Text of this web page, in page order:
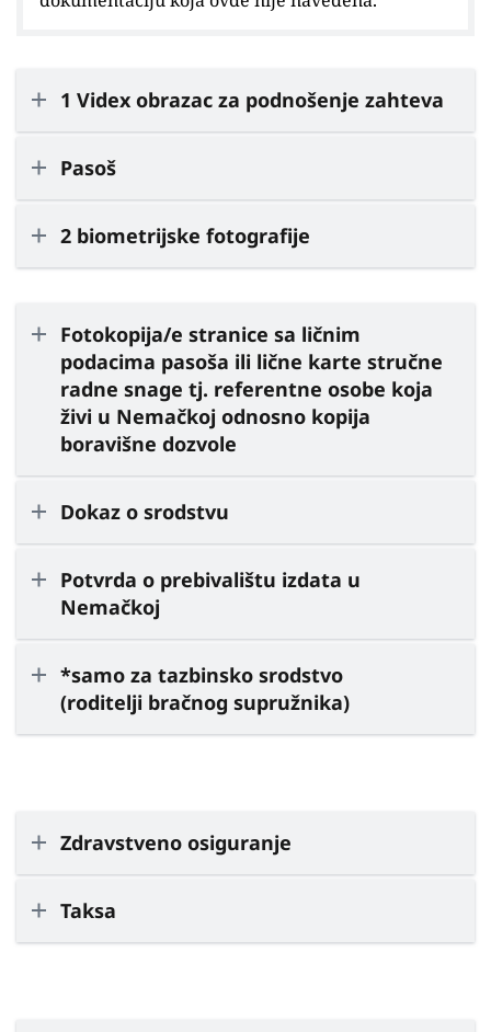
1 Videx obrazac za podnošenje zahteva
Pasoš
2 biometrijske fotografije
Fotokopija/e stranice sa ličnim
podacima pasoša ili lične karte stručne
radne snage tj. referentne osobe koja
živi u Nemačkoj odnosno kopija
boravišne dozvole
Dokaz o srodstvu
Potvrda o prebivalištu izdata u
Nemačkoj
*samo za tazbinsko srodstvo
(roditelji bračnog supružnika)
Zdravstveno osiguranje
Taksa